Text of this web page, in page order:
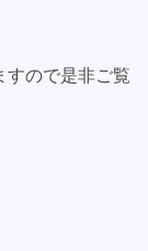
すので是非ご覧